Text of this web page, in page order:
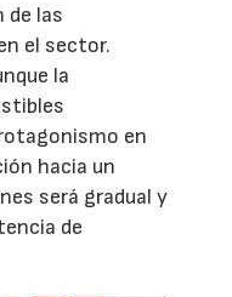
de las
el sector.
la
en
hacia un
será gradual y
de